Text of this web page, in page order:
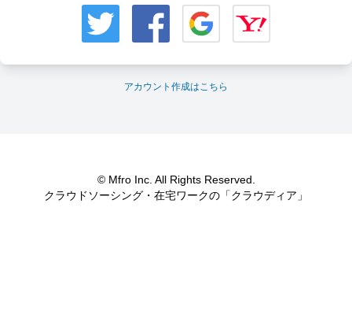
アカウント作成はこちら
© Mfro Inc. All Rights Reserved.
クラウドソーシング・在宅ワークの「クラウディア」